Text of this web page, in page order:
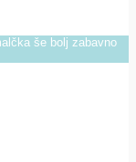
še bolj zabavno